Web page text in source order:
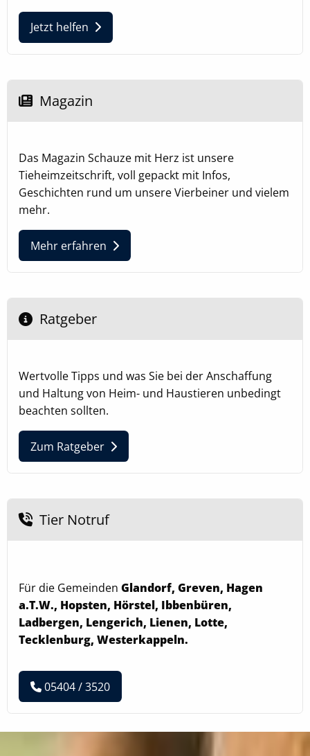
Magazin
Das Magazin Schauze mit Herz ist unsere
Tieheimzeitschrift, voll gepackt mit Infos,
Geschichten rund um unsere Vierbeiner und vielem
mehr.
Ratgeber
Wertvolle Tipps und was Sie bei der Anschaffung
und Haltung von Heim- und Haustieren unbedingt
beachten sollten.
Tier Notruf
Für die Gemeinden Glandorf, Greven, Hagen
a.T.W., Hopsten, Hörstel, Ibbenbüren,
Ladbergen, Lengerich, Lienen, Lotte,
Tecklenburg, Westerkappeln.
05404 / 3520